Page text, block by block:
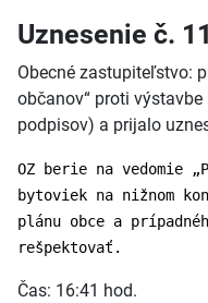
Uznesenie č.
Obecné zastupiteľstvo:
občanov“ proti
podpisov) a prijalo
OZ berie na vedomie
bytoviek na nižnom
plánu obce a
rešpektovať.
Čas: 16:41 hod.